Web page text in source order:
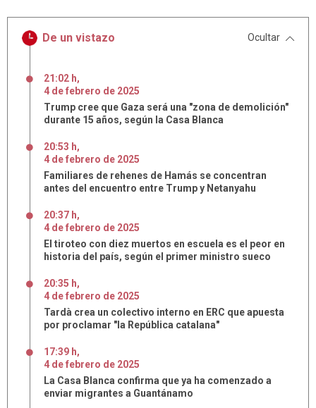
De un vistazo Ocultar
21:02 h,
4 defebrero de 2025
Trump cree que Gaza será una "zona de demolición"
durante 15 años, según la Casa Blanca
20:53 h,
4 defebrero de 2025
Familiares de rehenes de Hamás se concentran
antes del encuentro entre Trump y Netanyahu
20:37 h,
4 defebrero de 2025
El tiroteo con diez muertos en escuela es el peor en
historia del país, según el primer ministro sueco
20:35 h,
4 defebrero de 2025
Tardà crea un colectivo interno en ERC que apuesta
por proclamar "la República catalana"
17:39 h,
4 defebrero de 2025
La Casa Blanca confirma que ya ha comenzado a
enviar migrantes a Guantánamo